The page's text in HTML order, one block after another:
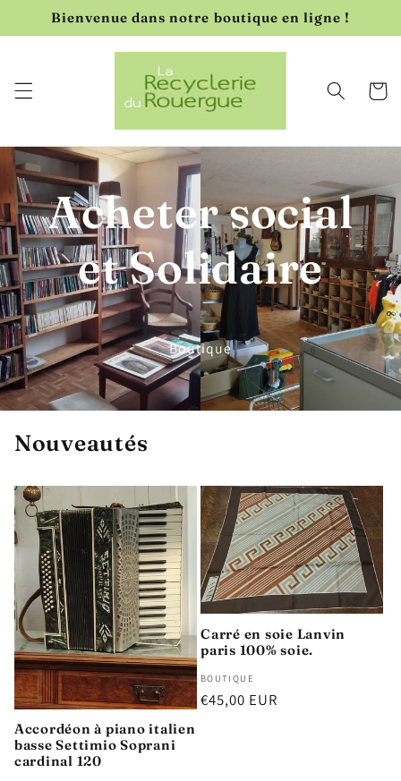
et passer
au
Bienvenue dans notre boutique en ligne !
Panier
Acheter social
et Solidaire
Boutique
Nouveautés
Accordéon à piano italien
basse Settimio Soprani
cardinal 120
Carré en soie Lanvin
paris 100% soie.
Distributeur :
BOUTIQUE
Prix
€45,00 EUR